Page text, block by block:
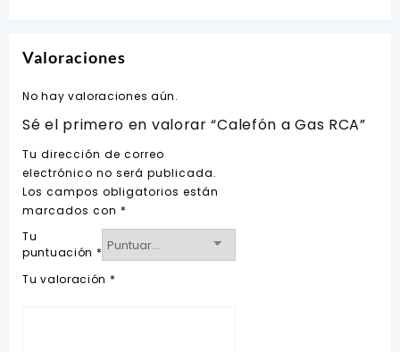
Valoraciones
No hay valoraciones aún.
Sé el primero en valorar “Calefón a Gas RCA”
Tu dirección de correo
electrónico no será publicada.
Los campos obligatorios están
marcados con *
Tu
puntuación *
Tu valoración *